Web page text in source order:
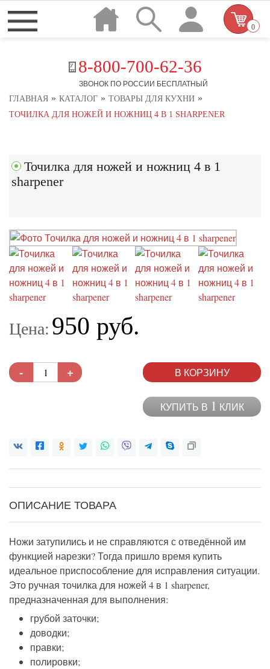
8-800-700-62-36
ЗВОНОК ПО РОССИИ БЕСПЛАТНЫЙ
0
ГЛАВНАЯ » КАТАЛОГ » ТОВАРЫ ДЛЯ КУХНИ »
ТОЧИЛКА ДЛЯ НОЖЕЙ И НОЖНИЦ 4 В 1 SHARPENER
Точилка для ножей и ножниц 4 в 1
sharpener
Цена: 950 руб.
- + В КОРЗИНУ
КУПИТЬ В 1 КЛИК
ОПИСАНИЕ ТОВАРА
Ножи затупились и не справляются с отведённой им
функцией нарезки? Тогда пришло время купить
идеальное приспособление для исправления ситуации.
Это ручная точилка для ножей 4 в 1 sharpener,
предназначенная для выполнения:
грубой заточки;
доводки;
правки;
полировки;